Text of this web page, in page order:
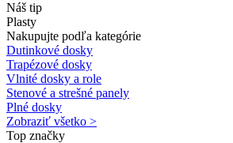
Náš tip
Plasty
Nakupujte podľa kategórie
Dutinkové dosky
Trapézové dosky
Vlnité dosky a role
Stenové a strešné panely
Plné dosky
Zobraziť všetko >
Top značky